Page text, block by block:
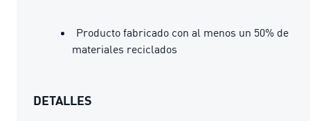
Producto fabricado con al menos un 50% de
materiales reciclados
DETALLES